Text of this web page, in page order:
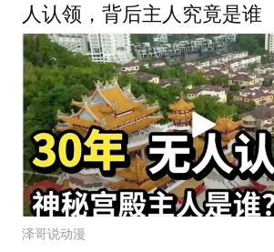
人认领，背后主人究竟是谁
泽哥说动漫